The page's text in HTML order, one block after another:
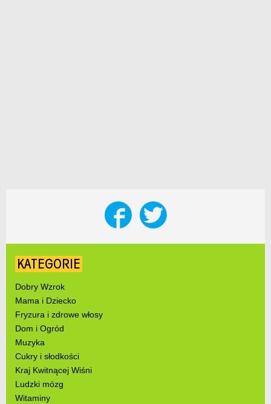
KATEGORIE
Dobry Wzrok
Mama i Dziecko
Fryzura i zdrowe włosy
Dom i Ogród
Muzyka
Cukry i słodkości
Kraj Kwitnącej Wiśni
Ludzki mózg
Witaminy